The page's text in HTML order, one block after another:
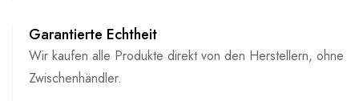
Garantierte Echtheit
Wir kaufen alle Produkte direkt von den Herstellern, ohne
Zwischenhändler.